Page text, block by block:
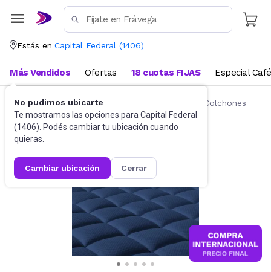
Estás en Capital Federal (1406)
No pudimos ubicarte
Te mostramos las opciones para Capital Federal
(1406). Podés cambiar tu ubicación cuando
quieras.
cambiar ubicación cerrar
Más Vendidos Ofertas 18 cuotas FIJAS Especial Café
Ropa de cama Fundas y Protectores para Colchones